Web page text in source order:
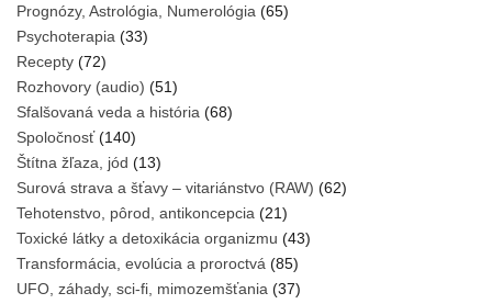
Prognózy, Astrológia, Numerológia (65)
Psychoterapia (33)
Recepty (72)
Rozhovory (audio) (51)
Sfalšovaná veda a história (68)
Spoločnosť(140)
Štítna žľaza, jód (13)
Surová strava a šťavy – vitariánstvo (RAW) (62)
Tehotenstvo, pôrod, antikoncepcia (21)
Toxické látky a detoxikácia organizmu (43)
Transformácia, evolúcia a proroctvá (85)
UFO, záhady, sci-fi, mimozemšťania (37)